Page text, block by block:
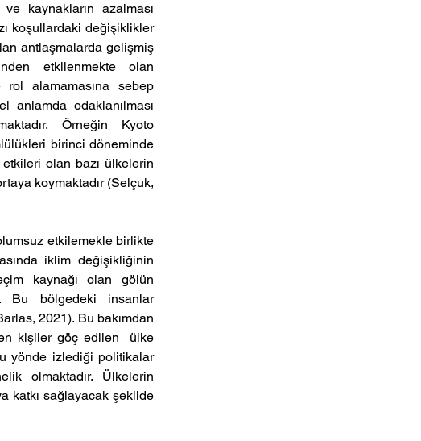
kaynakların  azalması
koşullardaki değişiklikler
antlaşmalarda gelişmiş
etkilenmekte  olan
alamamasına sebep
anlamda  odaklanılması
Örneğin  Kyoto
birinci döneminde
olan bazı ülkelerin
koymaktadır (Selçuk,
etkilemekle birlikte
iklim değişikliğinin
kaynağı  olan  gölün
Bu  bölgedeki  insanlar
2021). Bu bakımdan
kişiler göç edilen  ülke
yönde izlediği politikalar
olmaktadır.  Ülkelerin
katkı sağlayacak şekilde